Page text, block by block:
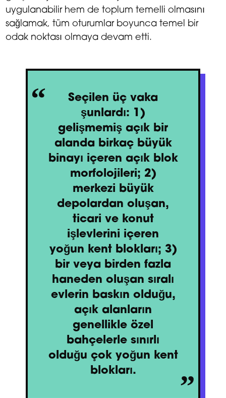
uygulanabilir hem de toplum temelli olmasını
sağlamak, tüm oturumlar boyunca temel bir
odak noktası olmaya devam etti.
Seçilen üç vaka
şunlardı: 1)
gelişmemiş açık bir
alanda birkaç büyük
binayı içeren açık blok
morfolojileri; 2)
merkezi büyük
depolardan oluşan,
ticari ve konut
işlevlerini içeren
yoğun kent blokları; 3)
bir veya birden fazla
haneden oluşan sıralı
evlerin baskın olduğu,
açık alanların
genellikle özel
bahçelerle sınırlı
olduğu çok yoğun kent
blokları.